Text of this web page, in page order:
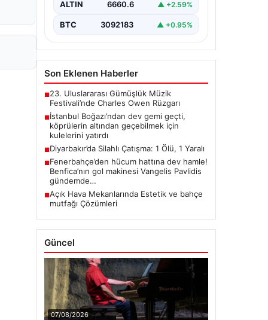
ALTIN 6660.6 ▲ +2.59%
BTC 3092183 ▲ +0.95%
Son Eklenen Haberler
■23. Uluslararası Gümüşlük Müzik
Festivali’nde Charles Owen Rüzgarı
■İstanbul Boğazı’ndan dev gemi geçti,
köprülerin altından geçebilmek için
kulelerini yatırdı
■Diyarbakır’da Silahlı Çatışma: 1 Ölü, 1 Yaralı
■Fenerbahçe’den hücum hattına dev hamle!
Benfica’nın gol makinesi Vangelis Pavlidis
gündemde…
■Açık Hava Mekanlarında Estetik ve bahçe
mutfağı Çözümleri
Güncel
07/08/2026